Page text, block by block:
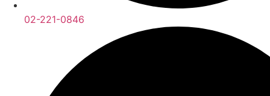
02-221-0846